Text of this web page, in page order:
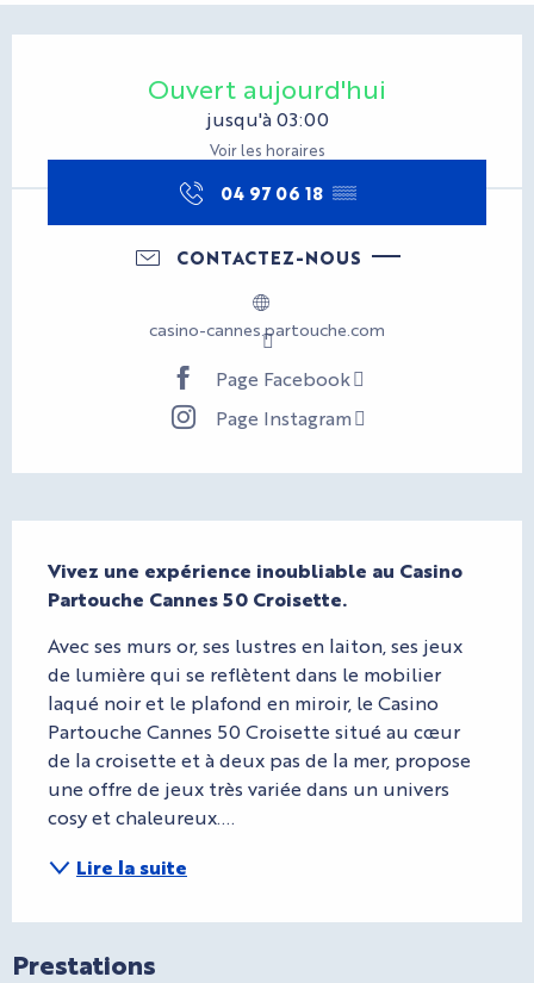
Ouvert aujourd'hui
jusqu'à 03:00
Voir les horaires
04 97 06 18 ▒▒
CONTACTEZ-NOUS
casino-cannes.partouche.com
Page Facebook
Page Instagram
Vivez une expérience inoubliable au Casino
Partouche Cannes 50 Croisette.
Avec ses murs or, ses lustres en laiton, ses jeux
de lumière qui se reflètent dans le mobilier
laqué noir et le plafond en miroir, le Casino
Partouche Cannes 50 Croisette situé au cœur
de la croisette et à deux pas de la mer, propose
une offre de jeux très variée dans un univers
cosy et chaleureux....
Lire la suite
Prestations